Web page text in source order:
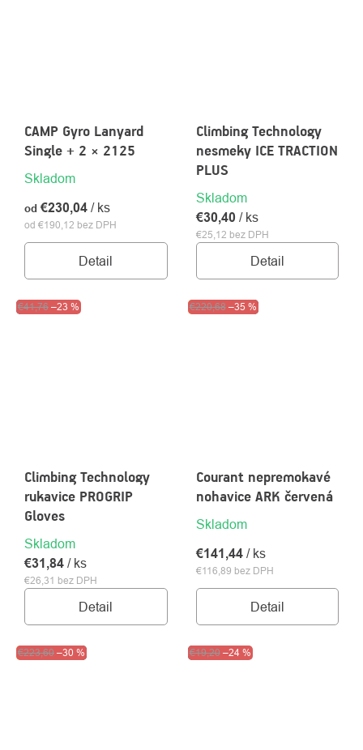
CAMP Gyro Lanyard
Single + 2 × 2125
Skladom
od €190,12 bez DPH
od €230,04 / ks
Detail
Climbing Technology
nesmeky ICE TRACTION
PLUS
Skladom
€25,12 bez DPH
€30,40 / ks
Detail
Výpredaj
€41,76 –23 %
Climbing Technology
rukavice PROGRIP
Gloves
Skladom
€26,31 bez DPH
€31,84 / ks
Detail
Akcia Výpredaj
€220,68 –35 %
Courant nepremokavé
nohavice ARK červená
Skladom
€116,89 bez DPH
€141,44 / ks
Detail
Akcia Výpredaj
€223,60 –30 % Výpredaj
€19,20 –24 %